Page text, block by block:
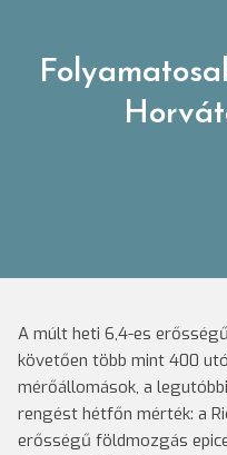
A múlt heti 6,4-es
követően több mint 400
mérőállomások, a
rengést hétfőn mérték: a
erősségű földmozgás